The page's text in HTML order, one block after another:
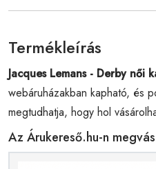
Termékleírás
Jacques Lemans - Derby női
webáruházakban kapható, és
megtudhatja, hogy hol
Az Árukereső.hu-n